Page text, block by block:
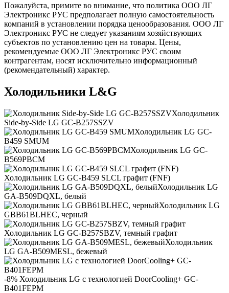
Пожалуйста, примите во внимание, что политика ООО ЛГ
Электроникс РУС предполагает полную самостоятельность
компаний в установлении порядка ценообразования. ООО ЛГ
Электроникс РУC не следует указаниям хозяйствующих
субъектов по установлению цен на товары. Цены,
рекомендуемые ООО ЛГ Электроникс РУС своим
контрагентам, носят исключительно информационный
(рекомендательный) характер.
Холодильники L&G
Холодильник
Side-by-Side LG GC-B257SSZV
Холодильник LG GC-
B459 SMUM
Холодильник LG GC-
B569PBCM
Холодильник LG GC-B459 SLCL графит (FNF)
Холодильник LG
GA-B509DQXL, белый
Холодильник LG
GBB61BLHEC, черный
Холодильник LG GC-B257SBZV, темный графит
Холодильник
LG GA-B509MESL, бежевый
-8% Холодильник LG с технологией DoorCooling+ GC-
B401FEPM